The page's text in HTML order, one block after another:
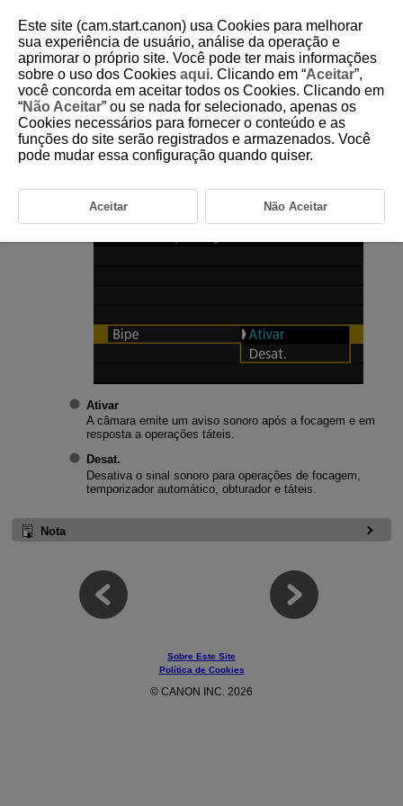
D310-209
Avisos Sonoros
Selecione [ :Bipe] (
).
Selecione uma opção.
Ativar
A câmara emite um aviso sonoro após a focagem e em
resposta a operações táteis.
Desat.
Desativa o sinal sonoro para operações de focagem,
temporizador automático, obturador e táteis.
Nota
Sobre Este Site
Política de Cookies
© CANON INC. 2026
Este site (cam.start.canon) usa Cookies para melhorar
sua experiência de usuário, análise da operação e
aprimorar o próprio site. Você pode ter mais informações
sobre o uso dos Cookies aqui. Clicando em “Aceitar”,
você concorda em aceitar todos os Cookies. Clicando em
“Não Aceitar” ou se nada for selecionado, apenas os
Cookies necessários para fornecer o conteúdo e as
funções do site serão registrados e armazenados. Você
pode mudar essa configuração quando quiser.
Aceitar Não Aceitar